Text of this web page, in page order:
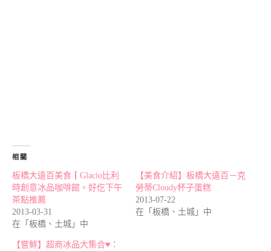
相關
板橋大遠百美食┃Glacio比利
時創意冰品咖啡館。好仡下午
茶點推薦
2013-03-31
在「板橋、土城」中
【美食介紹】板橋大遠百－克
勞蒂Cloudy杯子蛋糕
2013-07-22
在「板橋、土城」中
【嘗鮮】超商冰品大集合♥：